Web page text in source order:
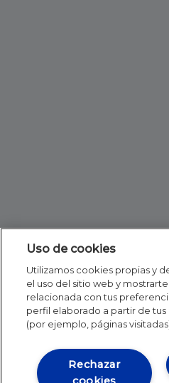
Uso de cookies
Utilizamos cookies propias y
el uso del sitio web y
relacionada con tus
perfil elaborado a partir de
(por ejemplo, páginas
Rechazar